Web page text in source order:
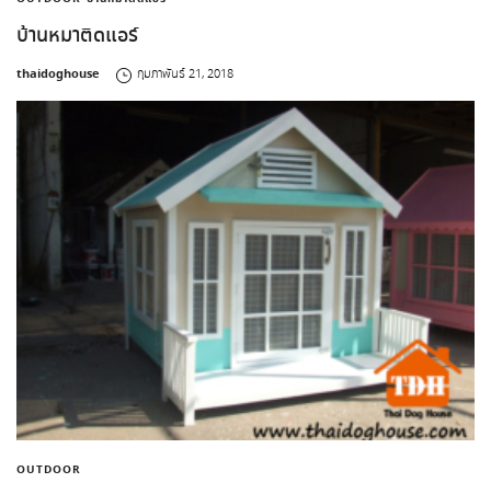
บ้านหมาติดแอร์
by
thaidoghouse กุมภาพันธ์ 21, 2018
OUTDOOR